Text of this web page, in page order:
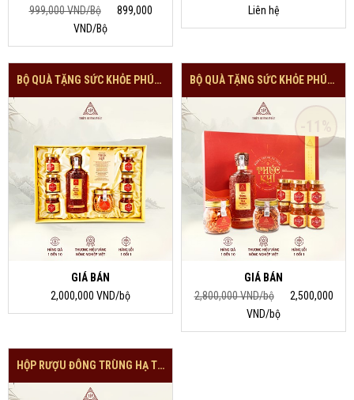
999,000 VND/Bộ
899,000
VND/Bộ
Liên hệ
BỘ QUÀ TẶNG SỨC KHỎE PHÚC KHÍ-1 HŨ NẤM
GIÁ BÁN
2,000,000 VND/bộ
BỘ QUÀ TẶNG SỨC KHỎE PHÚC KHÍ-2 HŨ NẤM
-11%
GIÁ BÁN
2,800,000 VND/bộ
2,500,000
VND/bộ
HỘP RƯỢU ĐÔNG TRÙNG HẠ THẢO CAO CẤP